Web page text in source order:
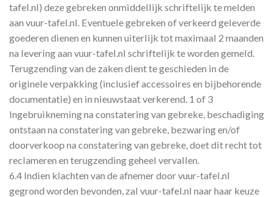
tafel.nl) deze gebreken onmiddellijk schriftelijk te melden
aan vuur-tafel.nl. Eventuele gebreken of verkeerd geleverde
goederen dienen en kunnen uiterlijk tot maximaal 2 maanden
na levering aan vuur-tafel.nl schriftelijk te worden gemeld.
Terugzending van de zaken dient te geschieden in de
originele verpakking (inclusief accessoires en bijbehorende
documentatie) en in nieuwstaat verkerend. 1 of 3
Ingebruikneming na constatering van gebreke, beschadiging
ontstaan na constatering van gebreke, bezwaring en/of
doorverkoop na constatering van gebreke, doet dit recht tot
reclameren en terugzending geheel vervallen.
6.4 Indien klachten van de afnemer door vuur-tafel.nl
gegrond worden bevonden, zal vuur-tafel.nl naar haar keuze